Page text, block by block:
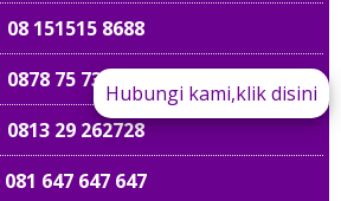
898989
Hubungi kami,klik disini
08 151515 8688
0878 75 737475
0813 29 262728
081 647 647 647